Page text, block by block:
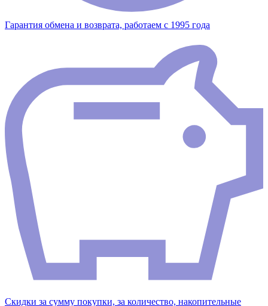
Гарантия обмена и возврата, работаем с 1995 года
Скидки за сумму покупки, за количество, накопительные